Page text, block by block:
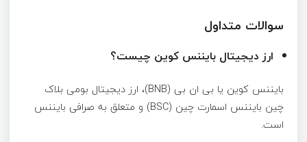
سوالات متداول
ارز دیجیتال بایننس کوین چیست؟
بایننس کوین یا بی ان بی (BNB)، ارز دیجیتال بومی بلاک
چین بایننس اسمارت چین (BSC) و متعلق به صرافی بایننس
است.